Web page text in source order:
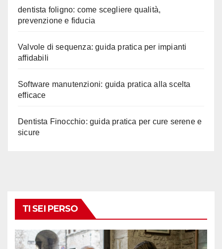
dentista foligno: come scegliere qualità,
prevenzione e fiducia
Valvole di sequenza: guida pratica per impianti
affidabili
Software manutenzioni: guida pratica alla scelta
efficace
Dentista Finocchio: guida pratica per cure serene e
sicure
TI SEI PERSO